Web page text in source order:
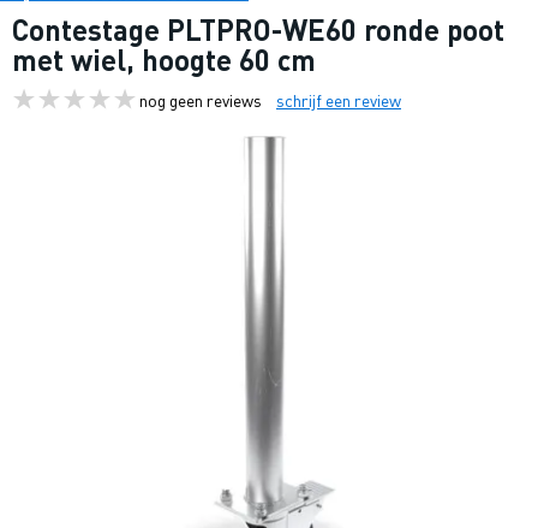
Contestage PLTPRO-WE60 ronde poot
met wiel, hoogte 60 cm
nog geen reviews schrijf een review